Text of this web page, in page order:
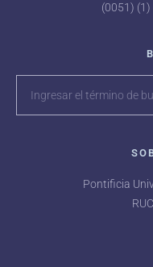
(0051)
Pontificia